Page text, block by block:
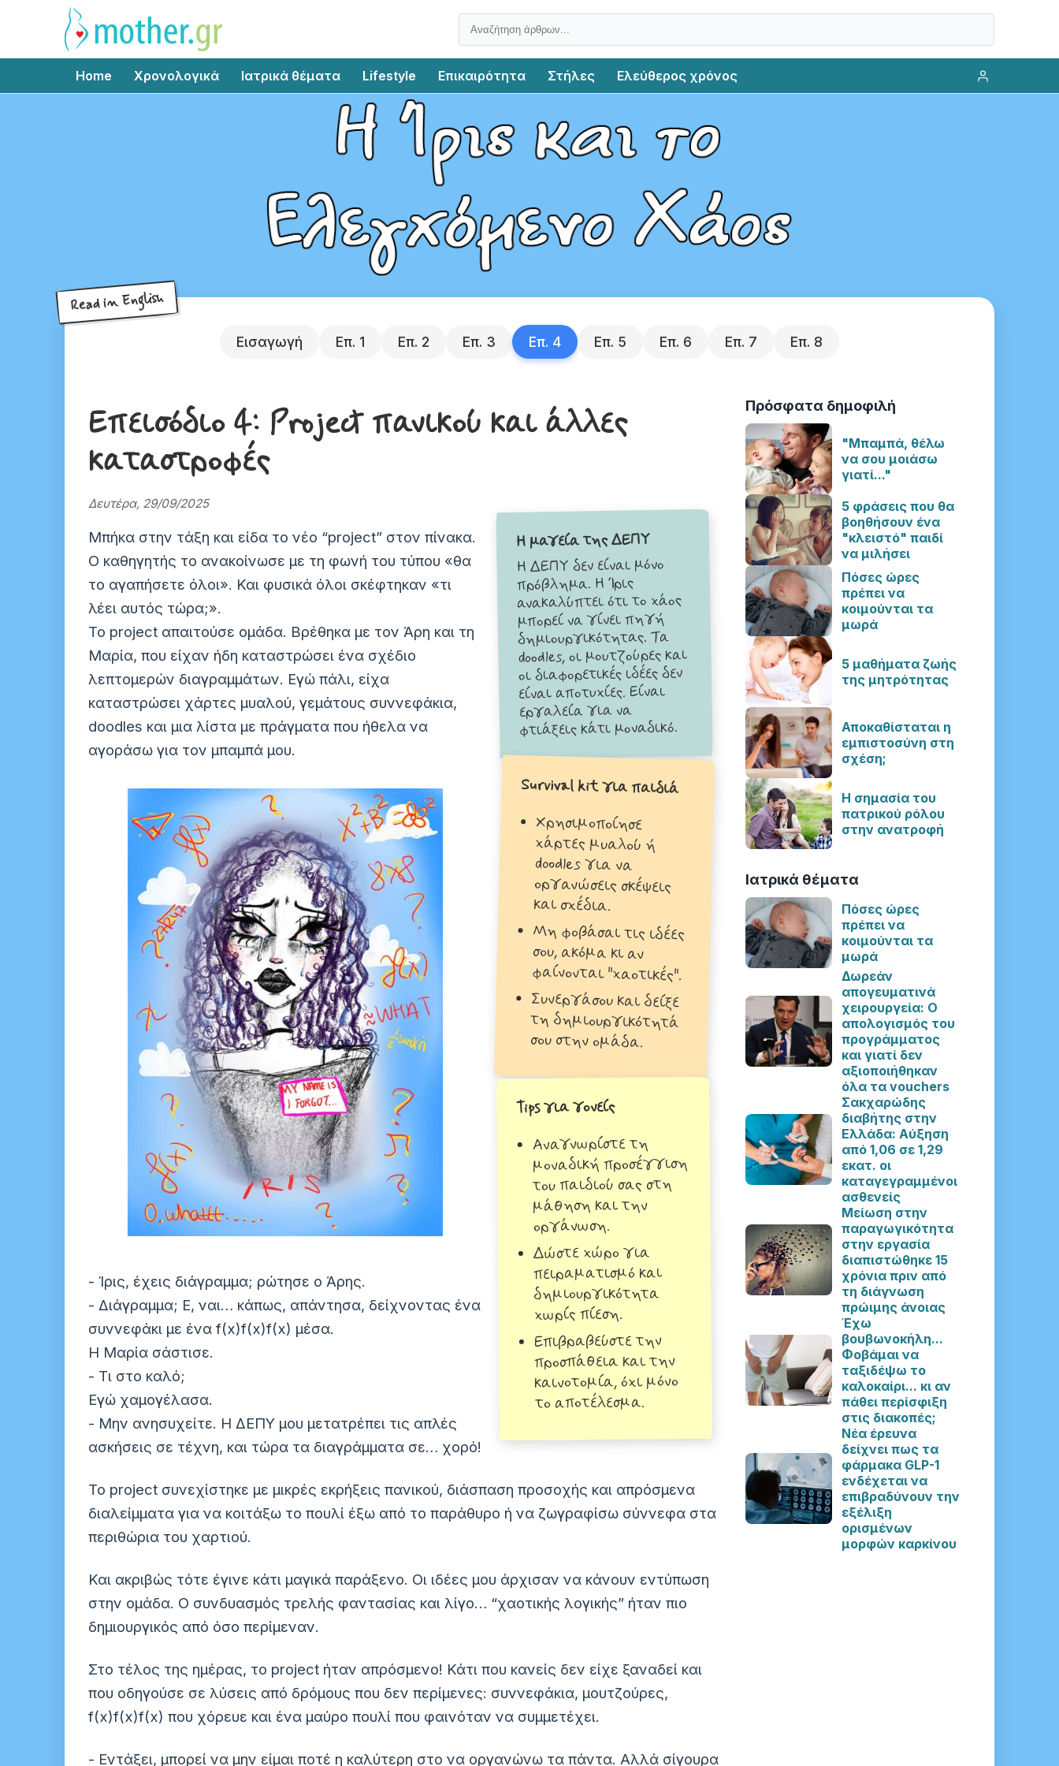
Home Χρονολογικά Ιατρικά θέματα Lifestyle Επικαιρότητα Στήλες Ελεύθερος χρόνος
Read in English
Εισαγωγή Επ. 1 Επ. 2 Επ. 3 Επ. 4 Επ. 5 Επ. 6 Επ. 7 Επ. 8
Επεισόδιο 4: Project πανικού και άλλες
καταστροφές
Δευτέρα, 29/09/2025
Η μαγεία της ΔΕΠΥ
Η ΔΕΠΥ δεν είναι μόνο
πρόβλημα. Η Ίρις
ανακαλύπτει ότι το χάος
μπορεί να γίνει πηγή
δημιουργικότητας. Τα
doodles, οι μουτζούρες και
οι διαφορετικές ιδέες δεν
είναι αποτυχίες. Είναι
εργαλεία για να
φτιάξεις κάτι μοναδικό.
Survival kit για παιδιά
Χρησιμοποίησε
χάρτες μυαλού ή
doodles για να
οργανώσεις σκέψεις
και σχέδια.
Μη φοβάσαι τις ιδέες
σου, ακόμα κι αν
φαίνονται "χαοτικές".
Συνεργάσου και δείξε
τη δημιουργικότητά
σου στην ομάδα.
Tips για γονείς
Αναγνωρίστε τη
μοναδική προσέγγιση
του παιδιού σας στη
μάθηση και την
οργάνωση.
Δώστε χώρο για
πειραματισμό και
δημιουργικότητα
χωρίς πίεση.
Επιβραβεύστε την
προσπάθεια και την
καινοτομία, όχι μόνο
το αποτέλεσμα.
Μπήκα στην τάξη και είδα το νέο “project” στον πίνακα.
Ο καθηγητής το ανακοίνωσε με τη φωνή του τύπου «θα
το αγαπήσετε όλοι». Και φυσικά όλοι σκέφτηκαν «τι
λέει αυτός τώρα;».
Το project απαιτούσε ομάδα. Βρέθηκα με τον Άρη και τη
Μαρία, που είχαν ήδη καταστρώσει ένα σχέδιο
λεπτομερών διαγραμμάτων. Εγώ πάλι, είχα
καταστρώσει χάρτες μυαλού, γεμάτους συννεφάκια,
doodles και μια λίστα με πράγματα που ήθελα να
αγοράσω για τον μπαμπά μου.
- Ίρις, έχεις διάγραμμα; ρώτησε ο Άρης.
- Διάγραμμα; Ε, ναι… κάπως, απάντησα, δείχνοντας ένα
συννεφάκι με ένα f(x)f(x)f(x) μέσα.
Η Μαρία σάστισε.
- Τι στο καλό;
Εγώ χαμογέλασα.
- Μην ανησυχείτε. Η ΔΕΠΥ μου μετατρέπει τις απλές
ασκήσεις σε τέχνη, και τώρα τα διαγράμματα σε… χορό!
Το project συνεχίστηκε με μικρές εκρήξεις πανικού, διάσπαση προσοχής και απρόσμενα
διαλείμματα για να κοιτάξω το πουλί έξω από το παράθυρο ή να ζωγραφίσω σύννεφα στα
περιθώρια του χαρτιού.
Και ακριβώς τότε έγινε κάτι μαγικά παράξενο. Οι ιδέες μου άρχισαν να κάνουν εντύπωση
στην ομάδα. Ο συνδυασμός τρελής φαντασίας και λίγο… “χαοτικής λογικής” ήταν πιο
δημιουργικός από όσο περίμεναν.
Στο τέλος της ημέρας, το project ήταν απρόσμενο! Κάτι που κανείς δεν είχε ξαναδεί και
που οδηγούσε σε λύσεις από δρόμους που δεν περίμενες: συννεφάκια, μουτζούρες,
f(x)f(x)f(x) που χόρευε και ένα μαύρο πουλί που φαινόταν να συμμετέχει.
- Εντάξει, μπορεί να μην είμαι ποτέ η καλύτερη στο να οργανώνω τα πάντα. Αλλά σίγουρα
Πρόσφατα δημοφιλή
"Μπαμπά, θέλω
να σου μοιάσω
γιατί..."
5 φράσεις που θα
βοηθήσουν ένα
"κλειστό" παιδί
να μιλήσει
Πόσες ώρες
πρέπει να
κοιμούνται τα
μωρά
5 μαθήματα ζωής
της μητρότητας
Αποκαθίσταται η
εμπιστοσύνη στη
σχέση;
Η σημασία του
πατρικού ρόλου
στην ανατροφή
Ιατρικά θέματα
Πόσες ώρες
πρέπει να
κοιμούνται τα
μωρά
Δωρεάν
απογευματινά
χειρουργεία: Ο
απολογισμός του
προγράμματος
και γιατί δεν
αξιοποιήθηκαν
όλα τα vouchers
Σακχαρώδης
διαβήτης στην
Ελλάδα: Αύξηση
από 1,06 σε 1,29
εκατ. οι
καταγεγραμμένοι
ασθενείς
Μείωση στην
παραγωγικότητα
στην εργασία
διαπιστώθηκε 15
χρόνια πριν από
τη διάγνωση
πρώιμης άνοιας
Έχω
βουβωνοκήλη...
Φοβάμαι να
ταξιδέψω το
καλοκαίρι... κι αν
πάθει περίσφιξη
στις διακοπές;
Νέα έρευνα
δείχνει πως τα
φάρμακα GLP-1
ενδέχεται να
επιβραδύνουν την
εξέλιξη
ορισμένων
μορφών καρκίνου